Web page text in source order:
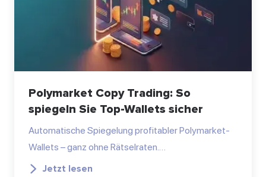
Polymarket Copy Trading: So
spiegeln Sie Top-Wallets sicher
Automatische Spiegelung profitabler Polymarket-
Wallets – ganz ohne Rätselraten.…
Jetzt lesen